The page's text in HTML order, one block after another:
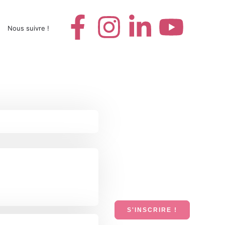
Nous suivre !
S'INSCRIRE !